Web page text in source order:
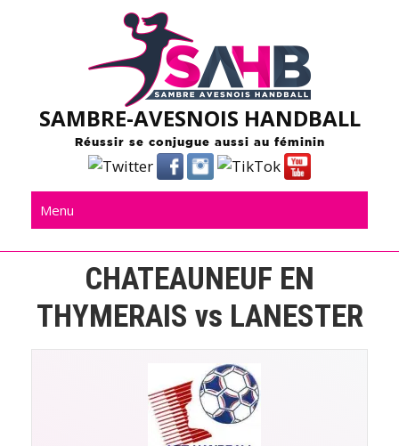
SAMBRE-AVESNOIS HANDBALL
Réussir se conjugue aussi au féminin
Menu
CHATEAUNEUF EN
THYMERAIS vs LANESTER